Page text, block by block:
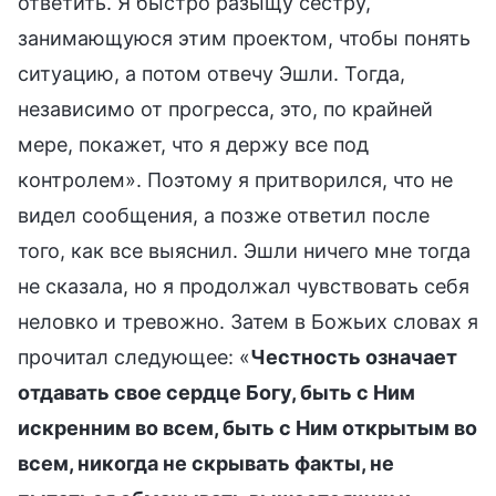
занимающуюся этим проектом, чтобы понять
ситуацию, а потом отвечу Эшли. Тогда,
независимо от прогресса, это, по крайней
мере, покажет, что я держу все под
контролем». Поэтому я притворился, что не
видел сообщения, а позже ответил после
того, как все выяснил. Эшли ничего мне тогда
не сказала, но я продолжал чувствовать себя
неловко и тревожно. Затем в Божьих словах я
прочитал следующее: «Честность означает
отдавать свое сердце Богу, быть с Ним
искренним во всем, быть с Ним открытым во
всем, никогда не скрывать факты, не